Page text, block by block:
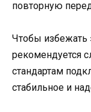
повторную
Чтобы избежать
рекомендуется
стандартам
стабильное и